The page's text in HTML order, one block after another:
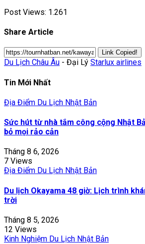
Post Views: 1.261
Share Article
Link Copied!
Du Lịch Châu Âu - Đại Lý Starlux airlines
Tin Mới Nhất
Địa Điểm Du Lịch Nhật Bản
Sức hút từ nhà tắm công cộng Nhật
bỏ mọi rảo cản
Tháng 8 6, 2026
7 Views
Địa Điểm Du Lịch Nhật Bản
Du lịch Okayama 48 giờ: Lịch trình
trời
Tháng 8 5, 2026
12 Views
Kinh Nghiệm Du Lịch Nhật Bản